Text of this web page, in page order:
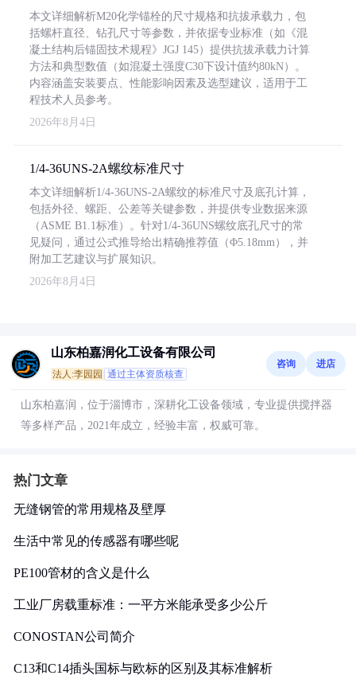
本文详细解析M20化学锚栓的尺寸规格和抗拔承载力，包
括螺杆直径、钻孔尺寸等参数，并依据专业标准（如《混
凝土结构后锚固技术规程》JGJ 145）提供抗拔承载力计算
方法和典型数值（如混凝土强度C30下设计值约80kN）。
内容涵盖安装要点、性能影响因素及选型建议，适用于工
程技术人员参考。
2026年8月4日
1/4-36UNS-2A螺纹标准尺寸
本文详细解析1/4-36UNS-2A螺纹的标准尺寸及底孔计算，
包括外径、螺距、公差等关键参数，并提供专业数据来源
（ASME B1.1标准）。针对1/4-36UNS螺纹底孔尺寸的常
见疑问，通过公式推导给出精确推荐值（Φ5.18mm），并
附加工艺建议与扩展知识。
2026年8月4日
山东柏嘉润化工设备有限公司
法人:李园园 通过主体资质核查
咨询 进店
山东柏嘉润，位于淄博市，深耕化工设备领域，专业提供搅拌器
等多样产品，2021年成立，经验丰富，权威可靠。
热门文章
无缝钢管的常用规格及壁厚
生活中常见的传感器有哪些呢
PE100管材的含义是什么
工业厂房载重标准：一平方米能承受多少公斤
CONOSTAN公司简介
C13和C14插头国标与欧标的区别及其标准解析